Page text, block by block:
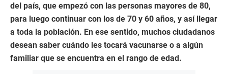
del país, que empezó con las personas mayores de 80,
para luego continuar con los de 70 y 60 años, y así llegar
a toda la población. En ese sentido, muchos ciudadanos
desean saber cuándo les tocará vacunarse o a algún
familiar que se encuentra en el rango de edad.